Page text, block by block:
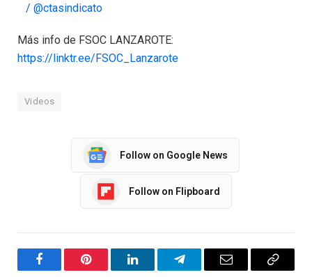
/ @ctasindicato
Más info de FSOC LANZAROTE:
https://linktr.ee/FSOC_Lanzarote
Videos
Follow on Google News
Follow on Flipboard
FacebookPinterest LinkedInTelegramEmail
Copy